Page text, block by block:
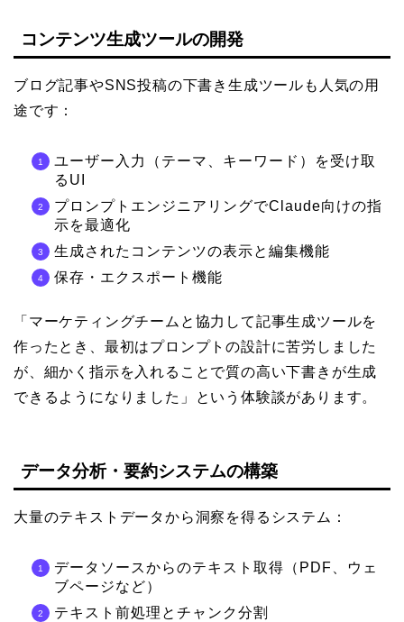
コンテンツ生成ツールの開発
ブログ記事やSNS投稿の下書き生成ツールも人気の用
途です：
ユーザー入力（テーマ、キーワード）を受け取
るUI
プロンプトエンジニアリングでClaude向けの指
示を最適化
生成されたコンテンツの表示と編集機能
保存・エクスポート機能
「マーケティングチームと協力して記事生成ツールを
作ったとき、最初はプロンプトの設計に苦労しました
が、細かく指示を入れることで質の高い下書きが生成
できるようになりました」という体験談があります。
データ分析・要約システムの構築
大量のテキストデータから洞察を得るシステム：
データソースからのテキスト取得（PDF、ウェ
ブページなど）
テキスト前処理とチャンク分割